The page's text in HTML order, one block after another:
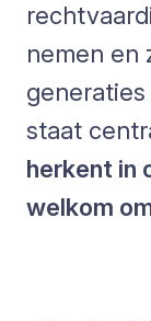
nemen en
staat
herkent in
welkom